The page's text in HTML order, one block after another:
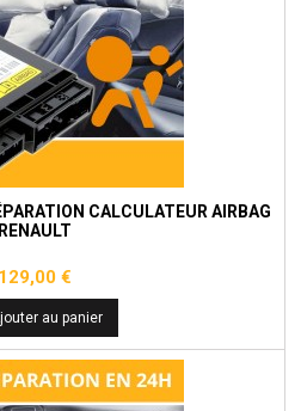
CALCULATEUR AIRBAG
RENAULT
129,00 €
au panier